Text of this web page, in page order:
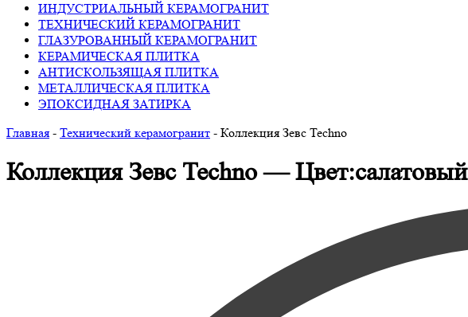
ИНДУСТРИАЛЬНЫЙ КЕРАМОГРАНИТ
ТЕХНИЧЕСКИЙ КЕРАМОГРАНИТ
ГЛАЗУРОВАННЫЙ КЕРАМОГРАНИТ
КЕРАМИЧЕСКАЯ ПЛИТКА
АНТИСКОЛЬЗЯЩАЯ ПЛИТКА
МЕТАЛЛИЧЕСКАЯ ПЛИТКА
ЭПОКСИДНАЯ ЗАТИРКА
Главная - Технический керамогранит - Коллекция Зевс Techno
Коллекция Зевс Techno — Цвет:салатовый